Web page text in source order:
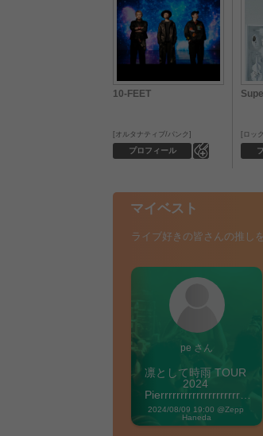
10-FEET
プロフィール
オルタナティブ/パンク ロック
マイベスト
ライブ好きの皆さんの推し
pe さん
凛として時雨 TOUR
2024
Pierrrrrrrrrrrrrrrrrrrre
Vibes
2024/08/09 19:00 @Zepp
Haneda